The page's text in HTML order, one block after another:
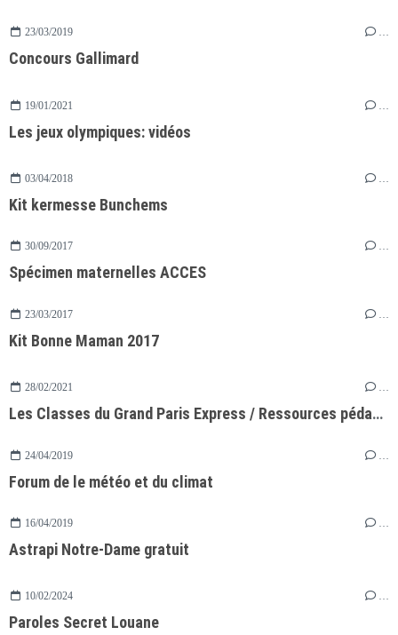
23/03/2019 …
Concours Gallimard
19/01/2021
Les jeux olympiques: vidéos
03/04/2018 …
Kit kermesse Bunchems
30/09/2017 …
Spécimen maternelles ACCES
23/03/2017
Kit Bonne Maman 2017
28/02/2021 …
Les Classes du Grand Paris Express / Ressources pédagogiques
24/04/2019
Forum de le météo et du climat
16/04/2019 …
Astrapi Notre-Dame gratuit
10/02/2024 …
Paroles Secret Louane